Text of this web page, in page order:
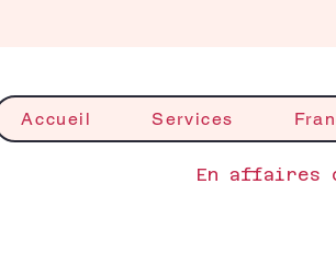
Accueil Services
En affaires